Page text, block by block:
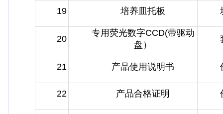
19 培养皿托板
20
专用荧光数字CCD(带驱动
盘）
21 产品使用说明书
22 产品合格证明